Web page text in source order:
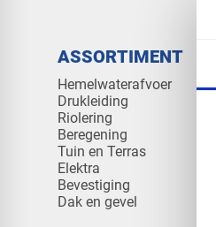
ASSORTIMENT
Hemelwaterafvoer
Drukleiding
Riolering
Beregening
Tuin en Terras
Elektra
Bevestiging
Dak en gevel